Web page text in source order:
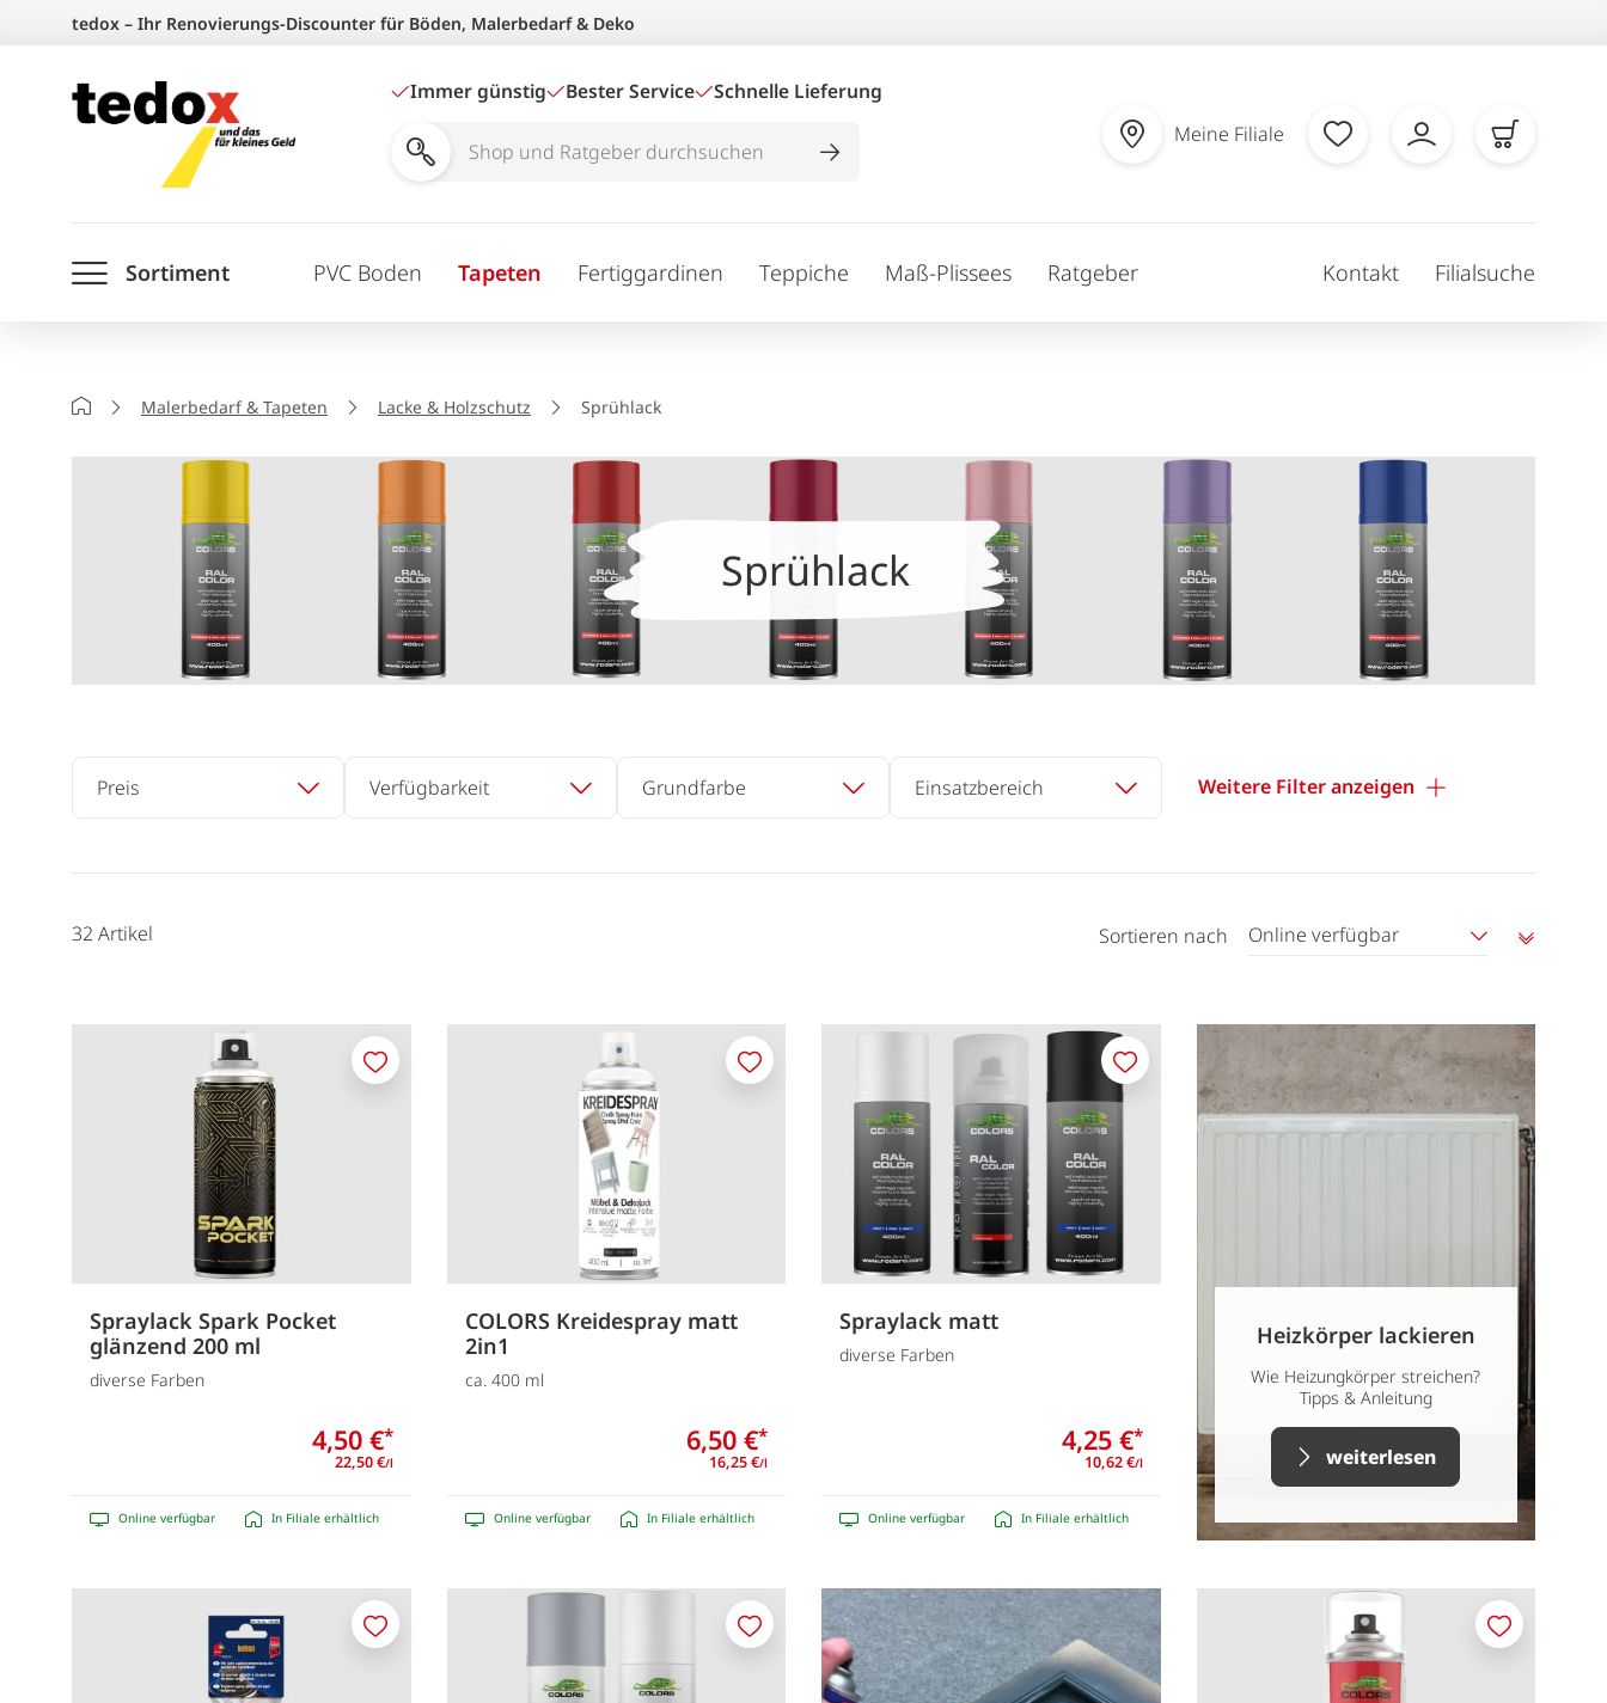
springen
tedox – Ihr Renovierungs-Discounter für Böden, Malerbedarf & Deko
Immer günstig Bester Service Schnelle Lieferung
Shop
durchsuchen
Meine Filiale
Sortiment PVC Boden Tapeten Fertiggardinen Teppiche Maß-Plissees Ratgeber Kontakt Filialsuche
StartseiteMalerbedarf & Tapeten Lacke & Holzschutz Sprühlack
Sprühlack
Preis Verfügbarkeit Grundfarbe Einsatzbereich Weitere Filter anzeigen
32 Artikel Sortieren nach Online verfügbar
Spraylack Spark Pocket
glänzend 200 ml
diverse Farben
4,50 €*
22,50 €/l
Online verfügbar In Filiale erhältlich
Merken
COLORS Kreidespray matt
2in1
ca. 400 ml
6,50 €*
16,25 €/l
Online verfügbar In Filiale erhältlich
Merken
Spraylack matt
diverse Farben
4,25 €*
10,62 €/l
Online verfügbar In Filiale erhältlich
Merken
Heizkörper lackieren
Wie Heizungkörper streichen?
Tipps & Anleitung
weiterlesen
Merken Merken Merken